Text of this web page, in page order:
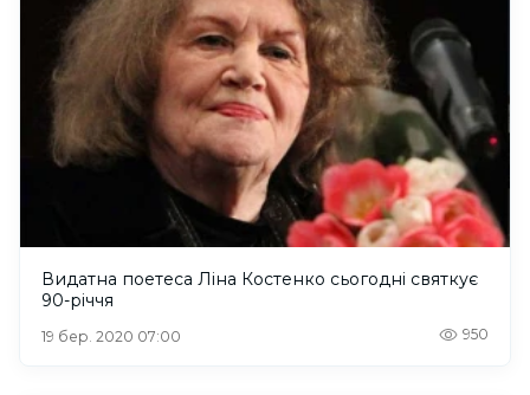
Видатна поетеса Ліна Костенко сьогодні святкує
90-річчя
19 бер. 2020 07:00 950